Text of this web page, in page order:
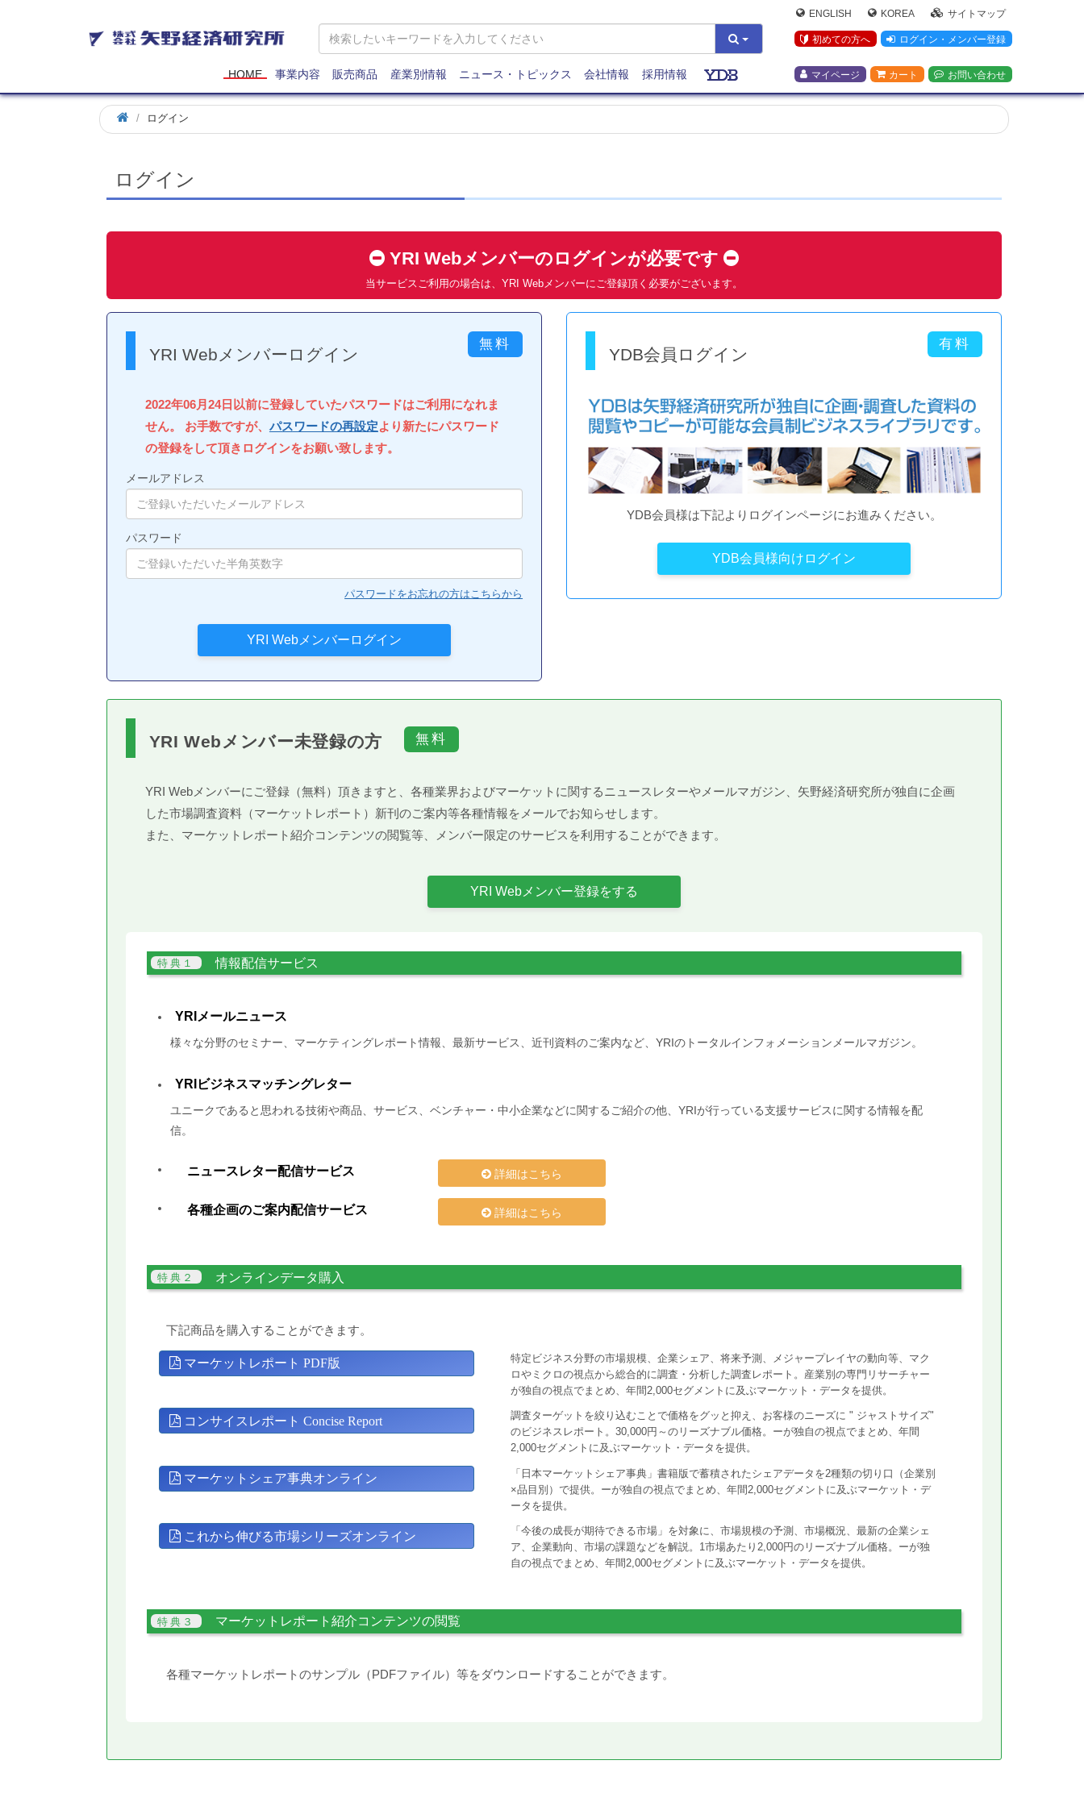
矢
野
研
究
所
ENGLISH KOREA サイトマップ
初めての方へ ログイン・メンバー登録
マイページ カート お問い合わせ
HOME 事業内容 販売商品 産業別情報 ニュース・トピックス 会社情報 採用情報
ログイン
ログイン
YRI Webメンバーのログインが必要です
当サービスご利用の場合は、YRI Webメンバーにご登録頂く必要がございます。
YRI Webメンバーログイン
2022年06月24日以前に登録していたパスワードはご利用になれま
せん。 お手数ですが、 パスワードの再設定より新たにパスワード
の登録をして頂きログインをお願い致します。
メールアドレス
パスワード
パスワードをお忘れの方はこちらから
YDB会員ログイン
YDB会員様は下記よりログインページにお進みください。
YDB会員様向けログイン
YRI Webメンバー未登録の方
YRI Webメンバーにご登録（無料）頂きますと、各種業界およびマーケットに関するニュースレターやメールマガジン、矢野経済研究所が独自に企画
した市場調査資料（マーケットレポート）新刊のご案内等各種情報をメールでお知らせします。
また、マーケットレポート紹介コンテンツの閲覧等、メンバー限定のサービスを利用することができます。
YRI Webメンバー登録をする
情報配信サービス
YRIメールニュース
様々な分野のセミナー、マーケティングレポート情報、最新サービス、近刊資料のご案内など、YRIのトータルインフォメーションメールマガジン。
YRIビジネスマッチングレター
ユニークであると思われる技術や商品、サービス、ベンチャー・中小企業などに関するご紹介の他、YRIが行っている支援サービスに関する情報を配
信。
ニュースレター配信サービス 詳細はこちら
各種企画のご案内配信サービス 詳細はこちら
オンラインデータ購入
下記商品を購入することができます。
マーケットレポート PDF版
特定ビジネス分野の市場規模、企業シェア、将来予測、メジャープレイヤの動向等、マク
ロやミクロの視点から総合的に調査・分析した調査レポート。産業別の専門リサーチャー
が独自の視点でまとめ、年間2,000セグメントに及ぶマーケット・データを提供。
コンサイスレポート Concise Report
調査ターゲットを絞り込むことで価格をグッと抑え、お客様のニーズに " ジャストサイズ"
のビジネスレポート。30,000円～のリーズナブル価格。ーが独自の視点でまとめ、年間
2,000セグメントに及ぶマーケット・データを提供。
マーケットシェア事典オンライン
「日本マーケットシェア事典」書籍版で蓄積されたシェアデータを2種類の切り口（企業別
×品目別）で提供。ーが独自の視点でまとめ、年間2,000セグメントに及ぶマーケット・デ
ータを提供。
これから伸びる市場シリーズオンライン
「今後の成長が期待できる市場」を対象に、市場規模の予測、市場概況、最新の企業シェ
ア、企業動向、市場の課題などを解説。1市場あたり2,000円のリーズナブル価格。ーが独
自の視点でまとめ、年間2,000セグメントに及ぶマーケット・データを提供。
マーケットレポート紹介コンテンツの閲覧
各種マーケットレポートのサンプル（PDFファイル）等をダウンロードすることができます。